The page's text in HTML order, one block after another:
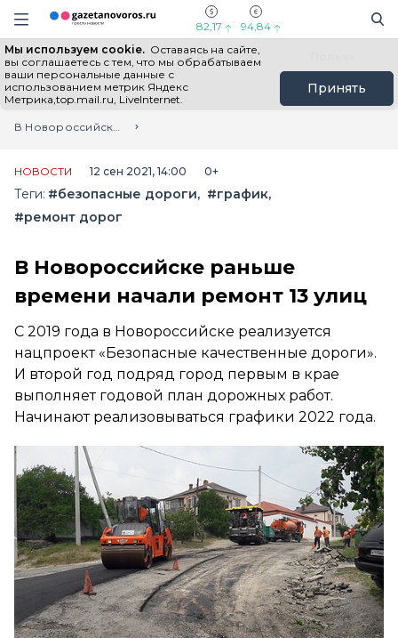
Информационный портал "ГазетаНоворос.ру"
Навигация сайта
82,17 94,84
Мы используем cookie. Оставаясь на сайте,
вы соглашаетесь с тем, что мы обрабатываем
ваши персональные данные с
использованием метрик Яндекс
Метрика,top.mail.ru, LiveInternet.
Принять
Все новости Новости России
Главная
Лента новостей
В Новороссийске раньше времени начали ремонт 13 улиц
НОВОСТИ 12 сен 2021, 14:00 0+
Теги: #безопасные дороги
#график
#ремонт дорог
В Новороссийске раньше
времени начали ремонт 13 улиц
С 2019 года в Новороссийске реализуется
нацпроект «Безопасные качественные дороги».
И второй год подряд город первым в крае
выполняет годовой план дорожных работ.
Начинают реализовываться графики 2022 года.